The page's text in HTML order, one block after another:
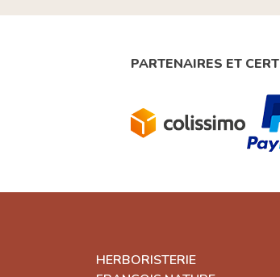
PARTENAIRES ET
HERBORISTERIE